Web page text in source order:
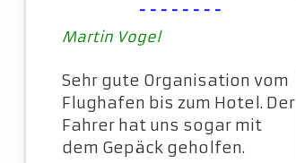
--------
Martin Vogel
Sehr gute Organisation vom
Flughafen bis zum Hotel. Der
Fahrer hat uns sogar mit
dem Gepäck geholfen.